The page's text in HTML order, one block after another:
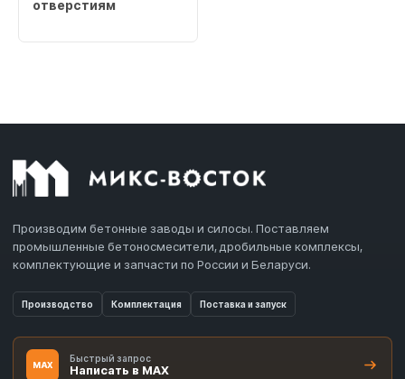
отверстиям
Производим бетонные заводы и силосы. Поставляем
промышленные бетоносмесители, дробильные комплексы,
комплектующие и запчасти по России и Беларуси.
Производство Комплектация Поставка и запуск
MAX
Быстрый запрос
Написать в MAX